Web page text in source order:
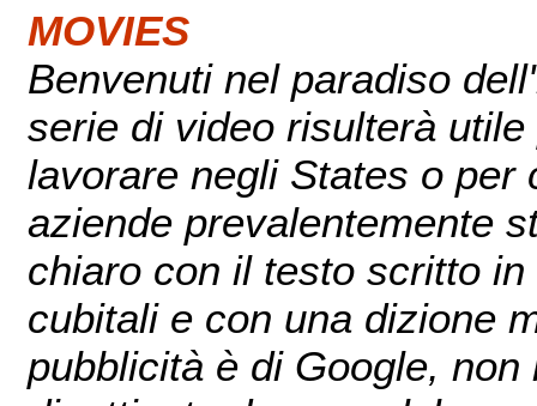
MOVIES
Benvenuti nel paradiso
serie di video risulterà
lavorare negli States o per
aziende prevalentemente
chiaro con il testo scritto
cubitali e con una dizione
pubblicità è di Google,